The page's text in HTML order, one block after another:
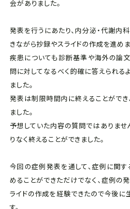
会がありました。
発表を行うにあたり、内分泌・代謝内
きながら抄録やスライドの作成を進めま
疾患についても診断基準や海外の論
問に対してなるべく的確に答えられる
ました。
発表は制限時間内に終えることができ
ました。
予想していた内容の質問ではありませ
りなく終えることができました。
今回の症例発表を通して、症例に関
めることができただけでなく、症例の
ライドの作成を経験できたので今後に
す。